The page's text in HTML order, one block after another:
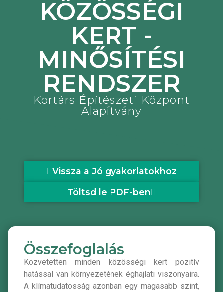
KÖZÖSSÉGI
KERT -
MINŐSÍTÉSI
RENDSZER
Kortárs Építészeti Központ
Alapítvány
Vissza a Jó gyakorlatokhoz
Töltsd le PDF-ben
Összefoglalás
Közvetetten minden közösségi kert pozitív
hatással van környezetének éghajlati viszonyaira.
A klímatudatosság azonban egy magasabb szint,